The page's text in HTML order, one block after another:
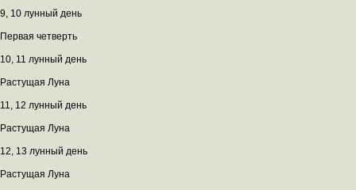
9, 10 лунный день
Первая четверть
10, 11 лунный день
Растущая Луна
11, 12 лунный день
Растущая Луна
12, 13 лунный день
Растущая Луна